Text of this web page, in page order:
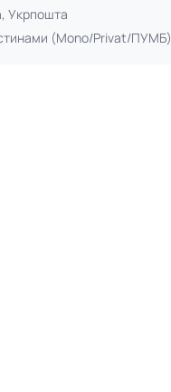
Укрпошта
(Mono/Privat/ПУМБ)